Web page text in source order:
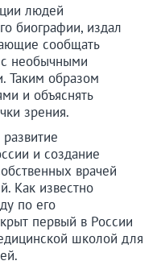
людей
биографии, издал
сообщать
необычными
Таким образом
и объяснять
зрения.
и создание
врачей
Как известно
по его
первый в России
школой для